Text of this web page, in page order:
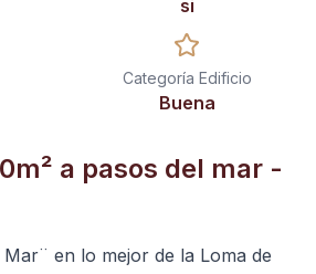
si
Categoría Edificio
Buena
a pasos del mar -
en lo mejor de la Loma de